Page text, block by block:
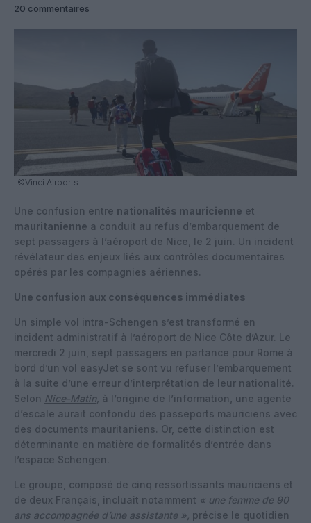
20 commentaires
©Vinci Airports
Une confusion entre nationalités mauricienne et
mauritanienne a conduit au refus d’embarquement de
sept passagers à l’aéroport de Nice, le 2 juin. Un incident
révélateur des enjeux liés aux contrôles documentaires
opérés par les compagnies aériennes.
Une confusion aux conséquences immédiates
Un simple vol intra-Schengen s’est transformé en
incident administratif à l’aéroport de Nice Côte d’Azur. Le
mercredi 2 juin, sept passagers en partance pour Rome à
bord d’un vol easyJet se sont vu refuser l’embarquement
à la suite d’une erreur d’interprétation de leur nationalité.
Selon Nice-Matin, à l’origine de l’information, une agente
d’escale aurait confondu des passeports mauriciens avec
des documents mauritaniens. Or, cette distinction est
déterminante en matière de formalités d’entrée dans
l’espace Schengen.
Le groupe, composé de cinq ressortissants mauriciens et
de deux Français, incluait notamment « une femme de 90
ans accompagnée d’une assistante », précise le quotidien